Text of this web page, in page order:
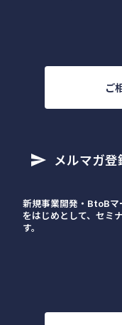
ご
send メルマガ登
新規事業開発・BtoBマ
をはじめとして、セミ
す。